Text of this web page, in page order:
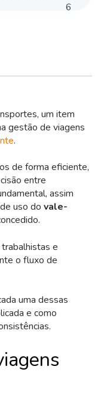
6
um item
gestão de viagens
.
de forma eficiente,
entre
assim
uso do vale-
e
o fluxo de
uma dessas
e como